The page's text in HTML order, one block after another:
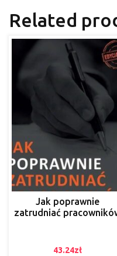
Related
Jak poprawnie
zatrudniać
43.24zł